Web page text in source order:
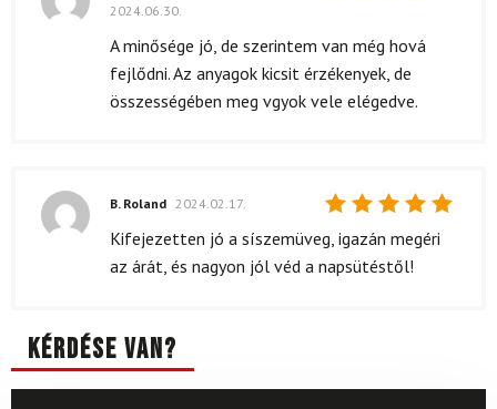
4/ 5
2024.06.30.
A minősége jó, de szerintem van még hová
fejlődni. Az anyagok kicsit érzékenyek, de
összességében meg vgyok vele elégedve.
Értékelés:
5 / 5
B. Roland 2024.02.17.
Kifejezetten jó a síszemüveg, igazán megéri
az árát, és nagyon jól véd a napsütéstől!
Kérdése van?